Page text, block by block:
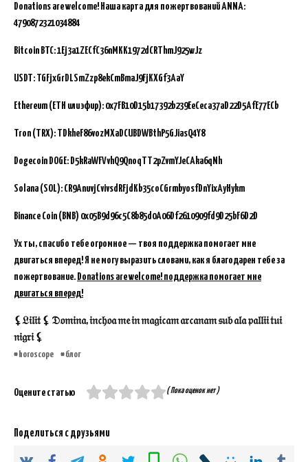
Donations are welcome! Наша карта для пожертвований ANNA:
4790872321034884
Bitcoin BTC:1Ej3a1ZECfC36nMKK1972dCRThmJ925wJz
USDT: TGFjxGrDLSmZzp8ekCmBmaJ9FjKXGf3AaY
Ethereum (ETH или эфир): 0x7FB10D15b17392b239EeCeca37aD22D5AfE77ECb
Tron (TRX): TDkheF86vozMXaDCUBDWBthP5GJiasQ4Y8
Dogecoin DOGE: D5kRaWFVvhQ9QnoqTT2pZvmYJeCAka6qNh
Solana (SOL): CR9AnuvjCvivsdRFjdKb35coCGrmbyosfDnYixAyHykm
Binance Coin (BNB) 0x05B9d96c5C8b85d0A06Df2610909fd9D25bF6D2D
Ух ты, спасибо тебе огромное — твоя поддержка помогает мне
двигаться вперед! Я не могу выразить словами, как я благодарен тебе за
пожертвование. Donations are welcome! поддержка помогает мне
двигаться вперед!
⚸𝔏𝔦𝔩𝔦𝔱 ⚸ 𝔇𝔬𝔪𝔦𝔫𝔞, 𝔦𝔫𝔠𝔥𝔬𝔞 𝔪𝔢 𝔦𝔫 𝔪𝔞𝔤𝔦𝔠𝔞𝔪 𝔞𝔯𝔠𝔞𝔫𝔞𝔪 𝔰𝔲𝔟 𝔞𝔩𝔞 𝔭𝔞𝔩𝔩𝔦𝔦 𝔱𝔲𝔦
𝔫𝔦𝔤𝔯𝔦 ⚸
horoscope блог
Оцените статью ( Пока оценок нет )
Поделиться с друзьями